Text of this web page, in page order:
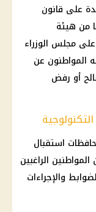
على قانون
اعتمادها من هيئة
مجلس الوزراء
المواطنون عن
أو رفض
استقبال
الراغبين
والإجراءات